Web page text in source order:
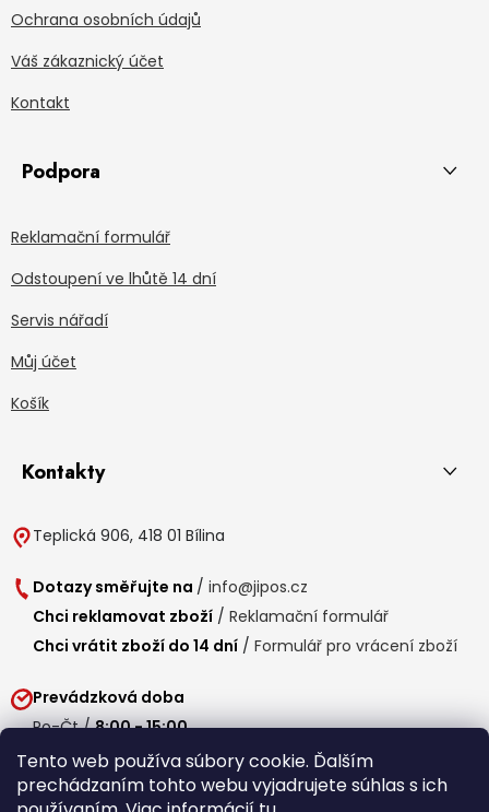
Tento web používa súbory cookie. Ďalším
prechádzaním tohto webu vyjadrujete súhlas s ich
Ochrana osobních údajů
Váš zákaznický účet
Kontakt
Podpora
Reklamační formulář
Odstoupení ve lhůtě 14 dní
Servis nářadí
Můj účet
Košík
Kontakty
Teplická 906, 418 01 Bílina
Dotazy směřujte na / info@jipos.cz
Chci reklamovat zboží / Reklamační formulář
Chci vrátit zboží do 14 dní / Formulář pro vrácení zboží
Prevádzková doba
Po-Čt /8:00 - 15:00
Pá / 7:30 - 14:30
Obedňajšia prestávka /11:00 - 11:30